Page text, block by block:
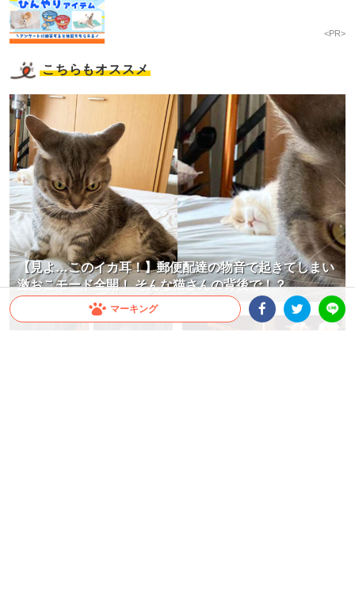
マーキング
<PR>
こちらもオススメ
【見よ…このイカ耳！】郵便配達の物音で起きてしまい
激おこモード全開！ そんな猫さんの背後で！？